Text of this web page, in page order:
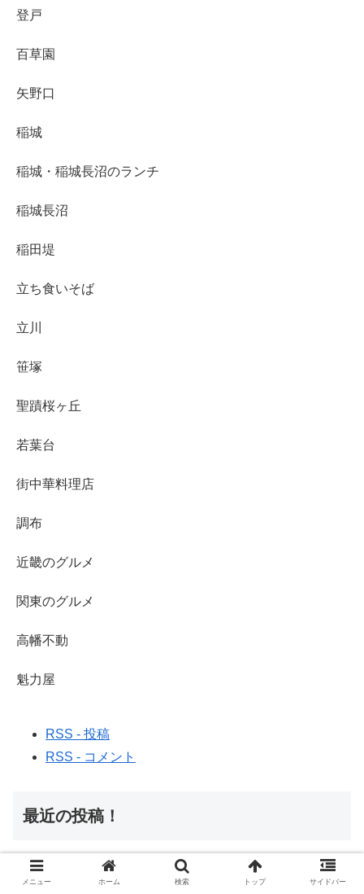
登戸
百草園
矢野口
稲城
稲城・稲城長沼のランチ
稲城長沼
稲田堤
立ち食いそば
立川
笹塚
聖蹟桜ヶ丘
若葉台
街中華料理店
調布
近畿のグルメ
関東のグルメ
高幡不動
魁力屋
RSS - 投稿
RSS - コメント
最近の投稿！
メニュー ホーム 検索 トップ サイドバー